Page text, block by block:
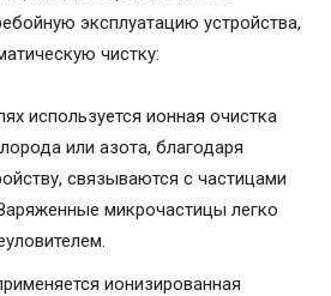
эксплуатацию устройства,
чистку:
используется ионная очистка
или азота, благодаря
связываются с частицами
микрочастицы легко
ионизированная